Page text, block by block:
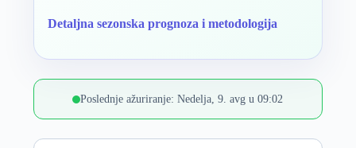
Detaljna sezonska prognoza i metodologija
Poslednje ažuriranje: Nedelja, 9. avg u 09:02